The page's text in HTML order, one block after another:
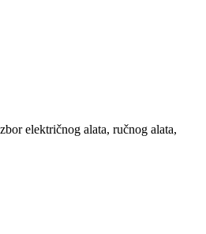
električnog alata, ručnog alata,